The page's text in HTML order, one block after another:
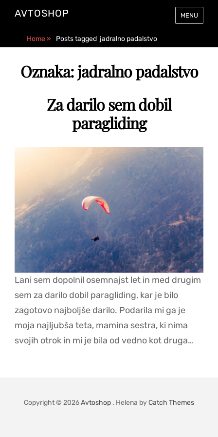
AVTOSHOP MENU
Home» Posts tagged jadralno padalstvo
Oznaka:jadralno padalstvo
Za darilo sem dobil
paragliding
Lani sem dopolnil osemnajst let in med drugim
sem za darilo dobil paragliding, kar je bilo
zagotovo najboljše darilo. Podarila mi ga je
moja najljubša teta, mamina sestra, ki nima
svojih otrok in mi je bila od vedno kot druga…
Copyright © 2026Avtoshop . Helena byCatch Themes